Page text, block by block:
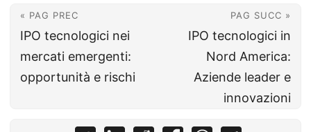
« PAG PREC
IPO tecnologici nei
mercati emergenti:
opportunità e rischi
PAG SUCC »
IPO tecnologici in
Nord America:
Aziende leader e
innovazioni